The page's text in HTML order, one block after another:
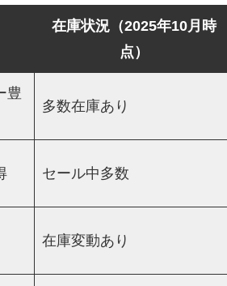
在庫状況（2025年10月時
点）
豊
多数在庫あり
セール中多数
在庫変動あり